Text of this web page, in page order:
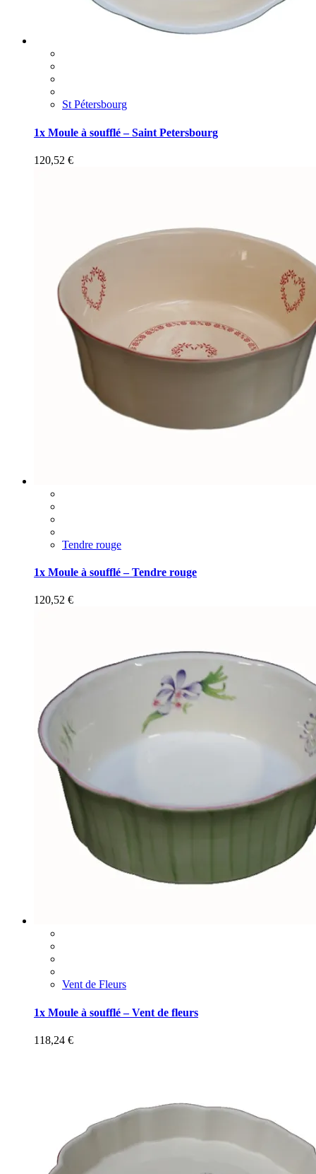
St Pétersbourg
1x Moule à soufflé – Saint Petersbourg
120,52 €
Tendre rouge
1x Moule à soufflé – Tendre rouge
120,52 €
Vent de Fleurs
1x Moule à soufflé – Vent de fleurs
118,24 €